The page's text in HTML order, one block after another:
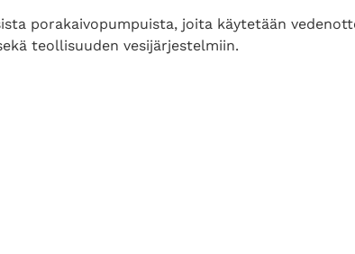
porakaivopumpuista, joita käytetään
teollisuuden vesijärjestelmiin.